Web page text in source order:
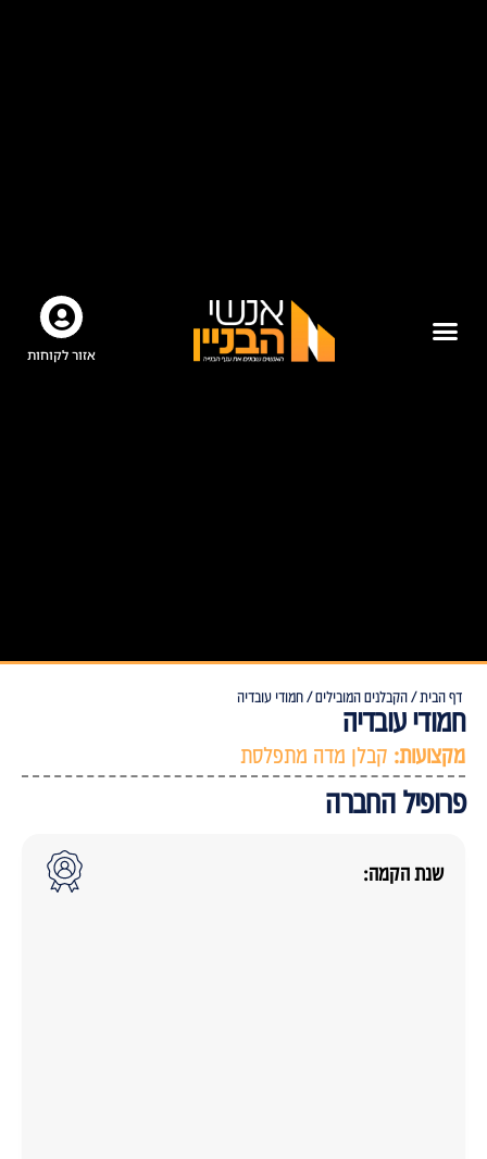
אזור לקוחות
דף הבית /הקבלנים המובילים /חמודי עובדיה
חמודי עובדיה
מקצועות: קבלן מדה מתפלסת
פרופיל החברה
שנת הקמה: